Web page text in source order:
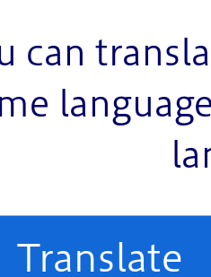
can
Translate
）
：356KB）
表彰制度運用指針（案）【
た結果、2件（2名）のご